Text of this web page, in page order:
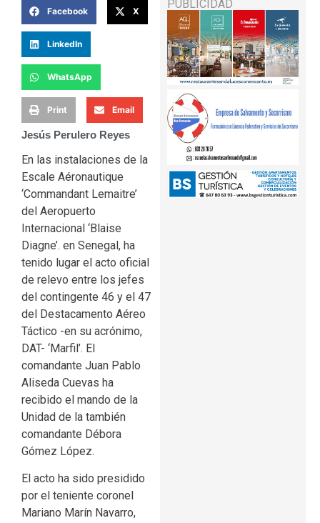
Facebook X
LinkedIn
WhatsApp
Print Email
Jesús Perulero Reyes
En las instalaciones de la
Escale Aéronautique
‘Commandant Lemaitre’
del Aeropuerto
Internacional ‘Blaise
Diagne’. en Senegal, ha
tenido lugar el acto oficial
de relevo entre los jefes
del contingente 46 y el 47
del Destacamento Aéreo
Táctico -en su acrónimo,
DAT- ‘Marfil’. El
comandante Juan Pablo
Aliseda Cuevas ha
recibido el mando de la
Unidad de la también
comandante Débora
Gómez López.
El acto ha sido presidido
por el teniente coronel
Mariano Marín Navarro,
PUBLICIDAD